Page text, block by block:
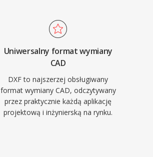
Uniwersalny format wymiany
CAD
DXF to najszerzej obsługiwany
format wymiany CAD, odczytywany
przez praktycznie każdą aplikację
projektową i inżynierską na rynku.